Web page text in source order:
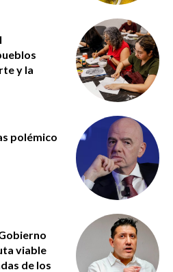
y la
polémico
viable
de los